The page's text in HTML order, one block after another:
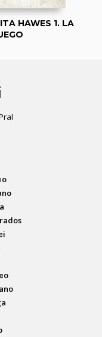
HAWES 1. LA